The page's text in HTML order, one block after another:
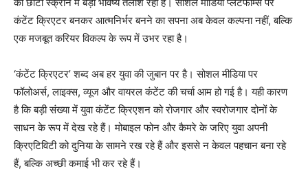
कंटेंट क्रिएटर बनकर आत्मनिर्भर बनने का सपना अब केवल कल्पना नहीं, बल्कि
एक मजबूत करियर विकल्प के रूप में उभर रहा है।
‘कंटेंट क्रिएटर’ शब्द अब हर युवा की जुबान पर है। सोशल मीडिया पर
फॉलोअर्स, लाइक्स, व्यूज और वायरल कंटेंट की चर्चा आम हो गई है। यही कारण
है कि बड़ी संख्या में युवा कंटेंट क्रिएशन को रोजगार और स्वरोजगार दोनों के
साधन के रूप में देख रहे हैं। मोबाइल फोन और कैमरे के जरिए युवा अपनी
क्रिएटिविटी को दुनिया के सामने रख रहे हैं और इससे न केवल पहचान बना रहे
हैं, बल्कि अच्छी कमाई भी कर रहे हैं।